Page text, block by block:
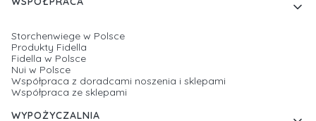
Storchenwiege w Polsce
Produkty Fidella
Fidella w Polsce
Nui w Polsce
Współpraca z doradcami noszenia i sklepami
Współpraca ze sklepami
WYPOŻYCZALNIA